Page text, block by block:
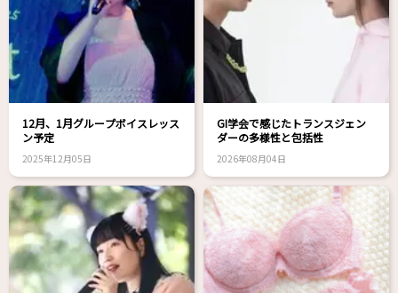
12月、1月グループボイスレッス
ン予定
2025年12月05日
GI学会で感じたトランスジェン
ダーの多様性と包括性
2026年08月04日